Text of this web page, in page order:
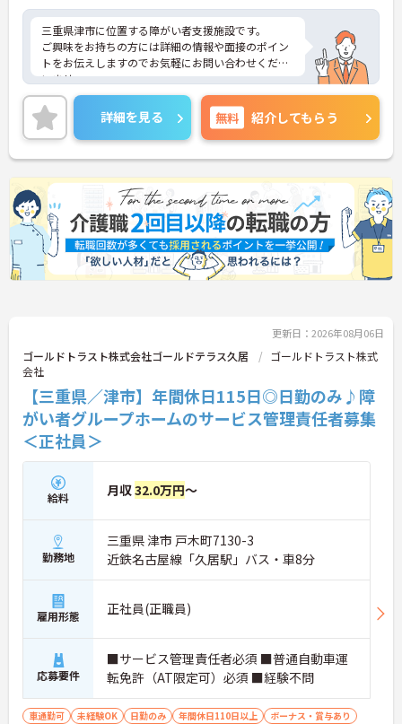
三重県津市に位置する障がい者支援施設です。
ご興味をお持ちの方には詳細の情報や面接のポイン
トをお伝えしますのでお気軽にお問い合わせくださ
いませ。
詳細を見る 無料 紹介してもらう
更新日：2026年08月06日
ゴールドトラスト株式会社ゴールドテラス久居
ゴールドトラスト株式
会社
【三重県／津市】年間休日115日◎日勤のみ♪障
がい者グループホームのサービス管理責任者募集
＜正社員＞
給料 月収32.0万円～
勤務地
三重県 津市 戸木町7130-3
近鉄名古屋線「久居駅」バス・車8分
雇用形態 正社員(正職員)
応募要件
■サービス管理責任者必須 ■普通自動車運
転免許（AT限定可）必須 ■経験不問
車通勤可 未経験OK 日勤のみ 年間休日110日以上
ボーナス・賞与あり